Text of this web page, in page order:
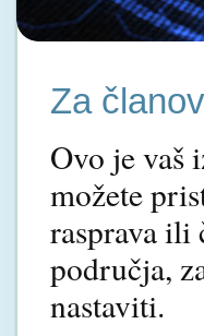
Za
Ovo je vaš
možete
rasprava ili
područja,
nastaviti.